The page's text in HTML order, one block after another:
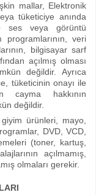
mallar, Elektronik
tüketiciye anında
ses veya görüntü
programlarının, veri
bilgisayar sarf
açılmış olması
değildir. Ayrıca
tüketicinin onayı ile
cayma hakkının
değildir.
ürünleri, mayo,
DVD, VCD,
(toner, kartuş,
açılmamış,
olmaları gerekir.